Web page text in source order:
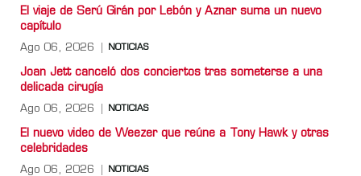
El viaje de Serú Girán por Lebón y Aznar suma un nuevo
capítulo
Ago 06, 2026 NOTICIAS
Joan Jett canceló dos conciertos tras someterse a una
delicada cirugía
Ago 06, 2026 NOTICIAS
El nuevo video de Weezer que reúne a Tony Hawk y otras
celebridades
Ago 06, 2026 NOTICIAS